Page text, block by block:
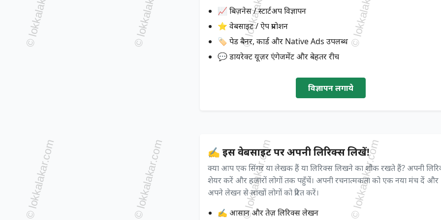
📈 बिज़नेस / स्टार्टअप विज्ञापन
⭐ वेबसाइट / ऐप प्रमोशन
🏷️ पेड बैनर, कार्ड और Native Ads उपलब्ध
💬 डायरेक्ट यूज़र एंगेजमेंट और बेहतर रीच
विज्ञापन लगाये
✍️ इस वेबसाइट पर अपनी लिरिक्स लिखें!
क्या आप एक सिंगर या लेखक हैं या लिरिक्स लिखने का शौक रखते हैं? अपनी
शेयर करें और हजारों लोगों तक पहुँचें। अपनी रचनात्मकता को एक नया मंच दें और
अपने लेखन से लाखों लोगों को प्रेरित करें।
✍️ आसान और तेज़ लिरिक्स लेखन